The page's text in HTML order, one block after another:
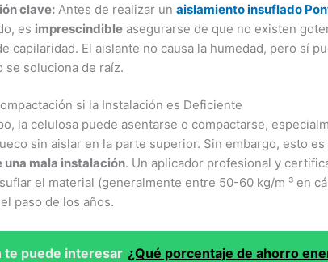
clave: Antes de realizar un aislamiento insuflado
es imprescindible asegurarse de que no existen
capilaridad. El aislante no causa la humedad, pero sí
se soluciona de raíz.
si la Instalación es Deficiente
la celulosa puede asentarse o compactarse,
sin aislar en la parte superior. Sin embargo, esto
una mala instalación. Un aplicador profesional y
el material (generalmente entre 50-60 kg/m ³ en
paso de los años.
te puede interesar ¿Qué porcentaje de ahorro